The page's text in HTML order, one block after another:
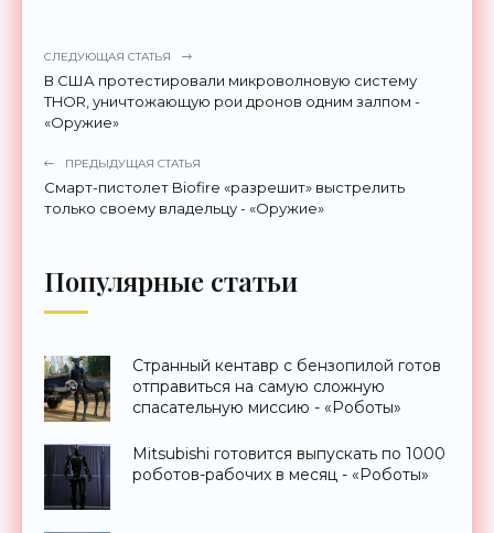
СЛЕДУЮЩАЯ СТАТЬЯ
В США протестировали микроволновую систему
THOR, уничтожающую рои дронов одним залпом -
«Оружие»
ПРЕДЫДУЩАЯ СТАТЬЯ
Смарт-пистолет Biofire «разрешит» выстрелить
только своему владельцу - «Оружие»
Популярные статьи
Странный кентавр с бензопилой готов
отправиться на самую сложную
спасательную миссию - «Роботы»
Mitsubishi готовится выпускать по 1000
роботов-рабочих в месяц - «Роботы»